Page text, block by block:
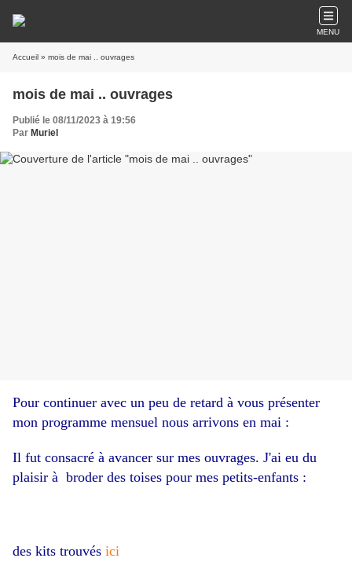
MENU
Accueil » mois de mai .. ouvrages
mois de mai .. ouvrages
Publié le 08/11/2023 à 19:56
Par Muriel
Pour continuer avec un peu de retard à vous présenter
mon programme mensuel nous arrivons en mai :
Il fut consacré à avancer sur mes ouvrages. J'ai eu du
plaisir à broder des toises pour mes petits-enfants :
des kits trouvés ici